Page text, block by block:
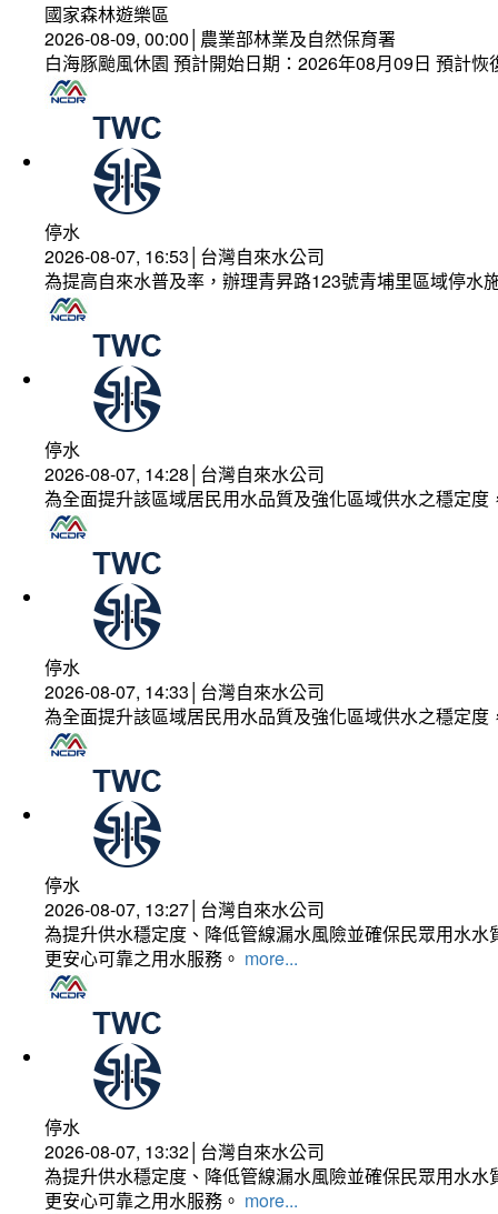
國家森林遊樂區
2026-08-09, 00:00│農業部林業及自然保育署
白海豚颱風休園 預計開始日期：2026年08月09日 預計
停水
2026-08-07, 16:53│台灣自來水公司
為提高自來水普及率，辦理青昇路123號青埔里區域停水
停水
2026-08-07, 14:28│台灣自來水公司
為全面提升該區域居民用水品質及強化區域供水之穩定
停水
2026-08-07, 14:33│台灣自來水公司
為全面提升該區域居民用水品質及強化區域供水之穩定
停水
2026-08-07, 13:27│台灣自來水公司
為提升供水穩定度、降低管線漏水風險並確保民眾用水
更安心可靠之用水服務。 more...
停水
2026-08-07, 13:32│台灣自來水公司
為提升供水穩定度、降低管線漏水風險並確保民眾用水
更安心可靠之用水服務。 more...